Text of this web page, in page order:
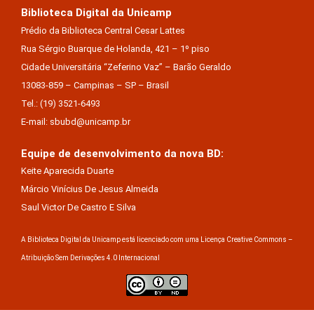
Biblioteca Digital da Unicamp
Prédio da Biblioteca Central Cesar Lattes
Rua Sérgio Buarque de Holanda, 421 – 1º piso
Cidade Universitária “Zeferino Vaz” – Barão Geraldo
13083-859 – Campinas – SP – Brasil
Tel.: (19) 3521-6493
E-mail: sbubd@unicamp.br
Equipe de desenvolvimento da nova BD:
Keite Aparecida Duarte
Márcio Vinícius De Jesus Almeida
Saul Victor De Castro E Silva
A Biblioteca Digital da Unicamp está licenciado com uma Licença Creative Commons –
Atribuição Sem Derivações 4.0 Internacional